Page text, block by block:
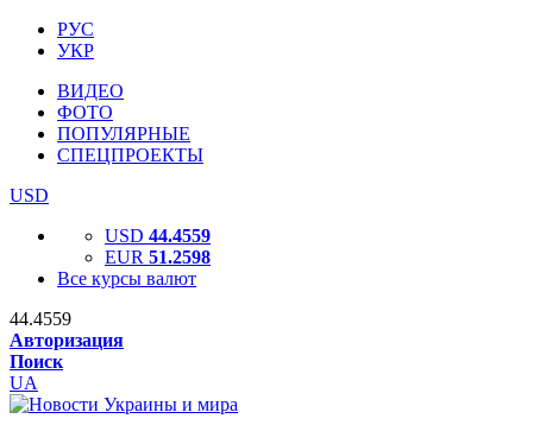
РУС
УКР
ВИДЕО
ФОТО
ПОПУЛЯРНЫЕ
СПЕЦПРОЕКТЫ
USD
USD 44.4559
EUR 51.2598
Все курсы валют
44.4559
Авторизация
Поиск
UA